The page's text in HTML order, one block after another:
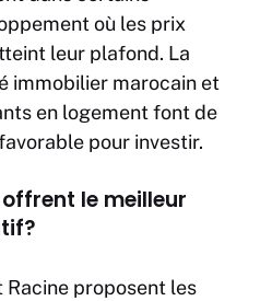
où les prix
leur plafond. La
immobilier marocain et
en logement font de
pour investir.
le meilleur
Racine proposent les